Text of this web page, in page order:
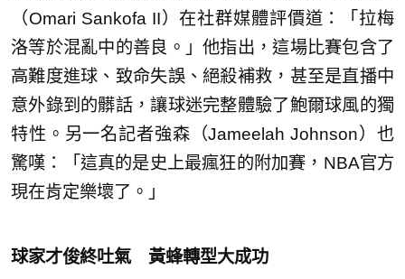
（Omari Sankofa II）在社群媒體評價道：「拉梅
洛等於混亂中的善良。」他指出，這場比賽包含了
高難度進球、致命失誤、絕殺補救，甚至是直播中
意外錄到的髒話，讓球迷完整體驗了鮑爾球風的獨
特性。另一名記者強森（Jameelah Johnson）也
驚嘆：「這真的是史上最瘋狂的附加賽，NBA官方
現在肯定樂壞了。」
球家才俊終吐氣 黃蜂轉型大成功